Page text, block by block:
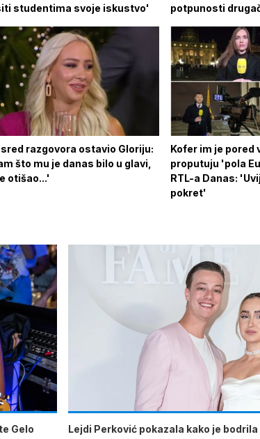
studentima svoje iskustvo'
potpunosti
razgovora ostavio Gloriju:
što mu je danas bilo u glavi,
otišao...'
Kofer im je pored
proputuju 'pola
RTL-a Danas:
pokret'
Gelo
Lejdi Perković pokazala kako je